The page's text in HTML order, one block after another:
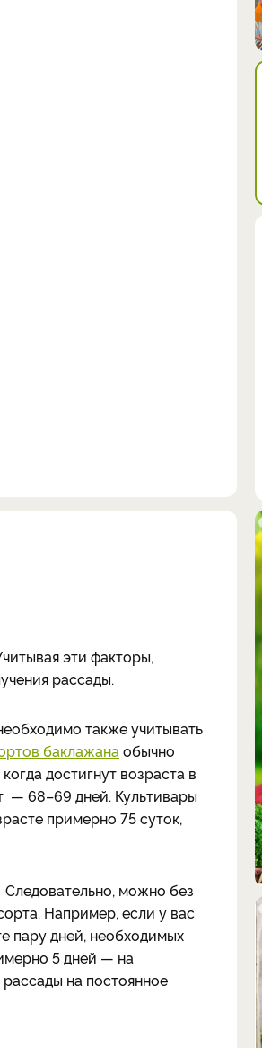
эти факторы,
рассады.
также учитывать
баклажана обычно
достигнут возраста в
— 68–69 дней. Культивары
примерно 75 суток,
Следовательно, можно без
Например, если у вас
пару дней, необходимых
5 дней — на
на постоянное